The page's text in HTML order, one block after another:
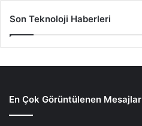
Son Teknoloji Haberleri
En Çok Görüntülenen Mesajlar